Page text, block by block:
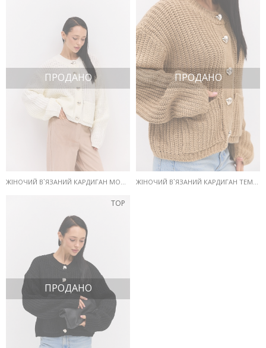
ПРОДАНО
ЖІНОЧИЙ В`ЯЗАНИЙ КАРДИГАН МОЛОЧНИЙ З НАКЛАДНИМИ КИШЕНЯМИ
ПРОДАНО
ЖІНОЧИЙ В`ЯЗАНИЙ КАРДИГАН ТЕМНО-БЕЖЕВИЙ З НАКЛАДНИМИ КИШЕНЯМИ
TOP
ПРОДАНО